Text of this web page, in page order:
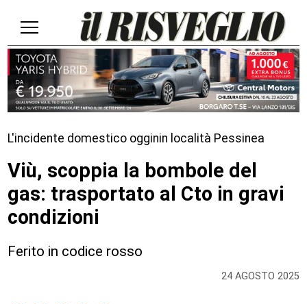
24 AGOSTO 2025
L'incidente domestico ogginin località Pessinea
Viù, scoppia la bombole del
gas: trasportato al Cto in gravi
condizioni
Ferito in codice rosso